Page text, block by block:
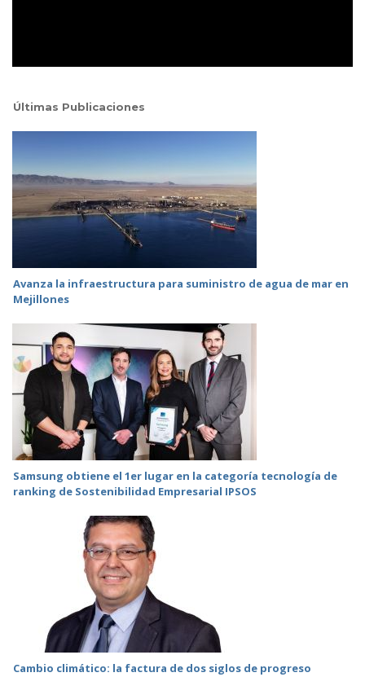
Últimas Publicaciones
Avanza la infraestructura para suministro de agua de mar en
Mejillones
Samsung obtiene el 1er lugar en la categoría tecnología de
ranking de Sostenibilidad Empresarial IPSOS
Cambio climático: la factura de dos siglos de progreso